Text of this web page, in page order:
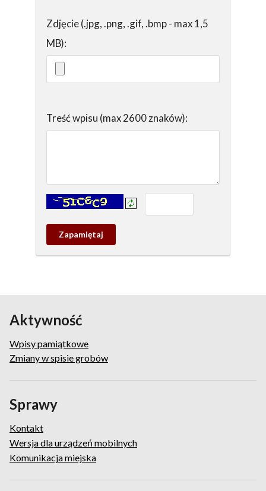
Zdjęcie (.jpg, .png, .gif, .bmp - max 1,5
MB):
Treść wpisu (max 2600 znaków):
Kontrola - wprowadź tekst z obrazka:
Zapamietaj
wpis
Aktywność
Wpisy pamiątkowe
Zmiany w spisie grobów
Sprawy
Kontakt
Wersja dla urządzeń mobilnych
Komunikacja miejska